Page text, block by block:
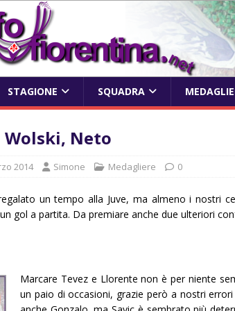
STAGIONE SQUADRA
Wolski, Neto
2014 Simone Medagliere 0
un tempo alla Juve, ma almeno i nostri
gol a partita. Da premiare anche due ulteriori
Marcare Tevez e Llorente non è per niente
un paio di occasioni, grazie però a nostri